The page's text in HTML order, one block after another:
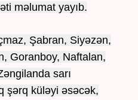
məlumat yayıb.
Şabran, Siyəzən,
Goranboy, Naftalan,
sarı
şərq küləyi əsəcək,